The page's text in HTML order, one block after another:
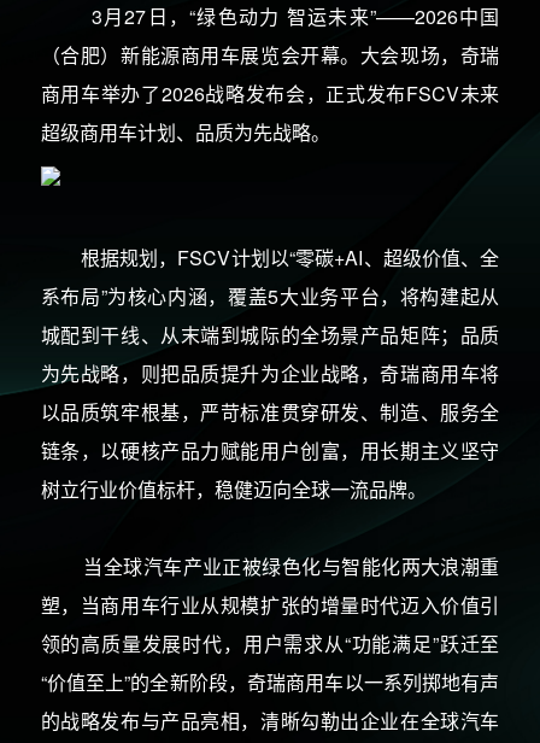
3月27日，“绿色动力 智运未来”——2026中国
（合肥）新能源商用车展览会开幕。大会现场， 奇瑞
商用车举办了2026战略发布会，正式发布FSCV未来
超级商用车计划、品质为先战略。
根据规划，FSCV计划以“零碳+AI、超级价值、全
系布局”为核心内涵，覆盖5大业务平台，将构建起从
城配到干线、从末端到城际的全场景产品矩阵；品质
为先战略，则把品质提升为企业战略，奇瑞商用车将
以品质筑牢根基，严苛标准贯穿研发、制造、服务全
链条，以硬核产品力赋能用户创富，用长期主义坚守
树立行业价值标杆，稳健迈向全球一流品牌。
当全球汽车产业正被绿色化与智能化两大浪潮重
塑，当商用车行业从规模扩张的增量时代迈入价值引
领的高质量发展时代，用户需求从“功能满足”跃迁至
“价值至上”的全新阶段，奇瑞商用车以一系列掷地有声
的战略发布与产品亮相，清晰勾勒出企业在全球汽车